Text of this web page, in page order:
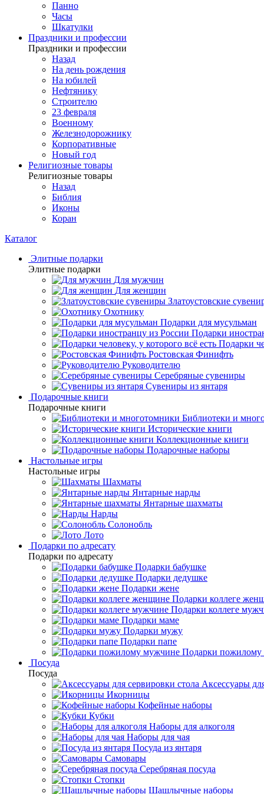
Панно
Часы
Шкатулки
Праздники и профессии
Праздники и профессии
Назад
На день рождения
На юбилей
Нефтянику
Строителю
23 февраля
Военному
Железнодорожнику
Корпоративные
Новый год
Религиозные товары
Религиозные товары
Назад
Библия
Иконы
Коран
Каталог
Элитные подарки
Элитные подарки
Для мужчин
Для женщин
Златоустовские
Охотнику
Подарки для мусульман
Подарки
Подарки
Ростовская Финифть
Руководителю
Серебряные сувениры
Сувениры из янтаря
Подарочные книги
Подарочные книги
Библиотеки и
Исторические книги
Коллекционные книги
Подарочные наборы
Настольные игры
Настольные игры
Шахматы
Янтарные нарды
Янтарные шахматы
Нарды
Солонобль
Лото
Подарки по адресату
Подарки по адресату
Подарки бабушке
Подарки дедушке
Подарки жене
Подарки коллеге
Подарки коллеге
Подарки маме
Подарки мужу
Подарки папе
Подарки
Посуда
Посуда
Аксессуары
Икорницы
Кофейные наборы
Кубки
Наборы для алкоголя
Наборы для чая
Посуда из янтаря
Самовары
Серебряная посуда
Стопки
Шашлычные наборы